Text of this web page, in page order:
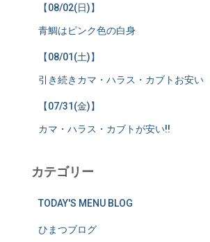
【08/02(日)】
青鯛はピンク色の白身
【08/01(土)】
引き続きカマ・ハラス・カブトお安い
【07/31(金)】
カマ・ハラス・カブトが安い!!
カテゴリー
TODAY'S MENU BLOG
ひまつブログ